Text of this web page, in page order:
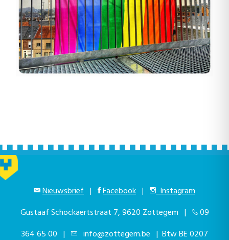
Nieuwsbrief | Facebook |
Instagram
Gustaaf Schockaertstraat 7, 9620 Zottegem |
09
364 65 00 | info@zottegem.be | Btw BE 0207